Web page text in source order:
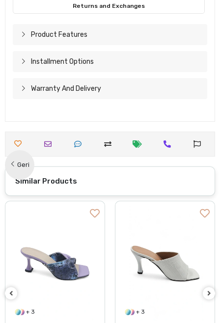
Geri
Returns and Exchanges
Product Features
Installment Options
Warranty And Delivery
Similar Products
+ 3 + 3